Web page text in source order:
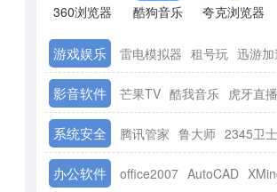
360浏览器 酷狗音乐 夸克浏览器
游戏娱乐 雷电模拟器 租号玩 迅游
影音软件 芒果TV 酷我音乐 虎牙直播
系统安全 腾讯管家 鲁大师 2345卫士
办公软件 office2007 AutoCAD